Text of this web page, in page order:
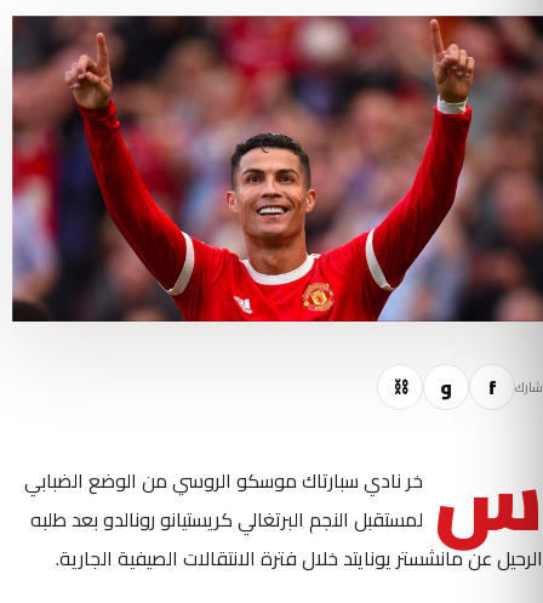
شارك f و ⛓
س خر نادي سبارتاك موسكو الروسي من الوضع الضبابي
لمستقبل النجم البرتغالي كريستيانو رونالدو بعد طلبه
الرحيل عن مانشستر يونايتد خلال فترة الانتقالات الصيفية الجارية.